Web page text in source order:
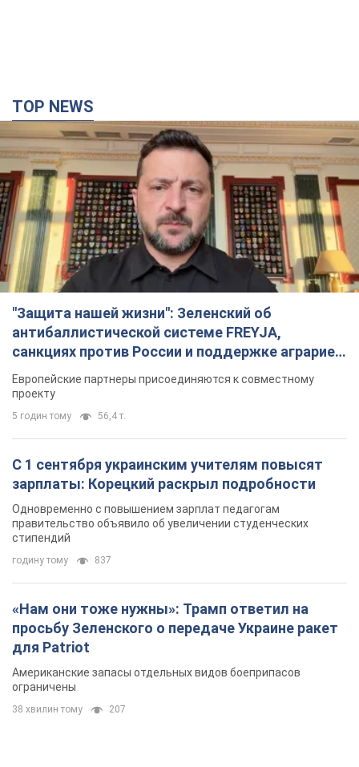
TOP NEWS
"Защита нашей жизни": Зеленский об
антибаллистической системе FREYJA,
санкциях против России и поддержке аграриев.
Видео
Европейские партнеры присоединяются к совместному
проекту
5 годин тому 56,4 т.
С 1 сентября украинским учителям повысят
зарплаты: Корецкий раскрыл подробности
Одновременно с повышением зарплат педагогам
правительство объявило об увеличении студенческих
стипендий
годину тому 837
«Нам они тоже нужны»: Трамп ответил на
просьбу Зеленского о передаче Украине ракет
для Patriot
Американские запасы отдельных видов боеприпасов
ограничены
38 хвилин тому 207